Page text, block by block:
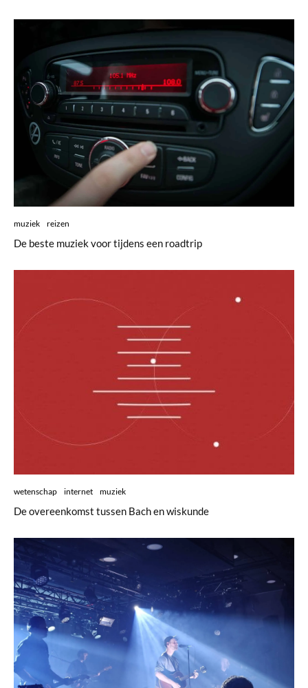
muziek reizen
De beste muziek voor tijdens een roadtrip
wetenschap internet muziek
De overeenkomst tussen Bach en wiskunde